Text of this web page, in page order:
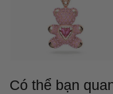
Có thể bạn